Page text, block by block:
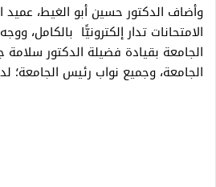
وأضاف الدكتور حسين أبو الغيط، عميد
الامتحانات تدار إلكترونيًّا بالكامل،
الجامعة بقيادة فضيلة الدكتور
الجامعة، وجميع نواب رئيس الجامعة؛